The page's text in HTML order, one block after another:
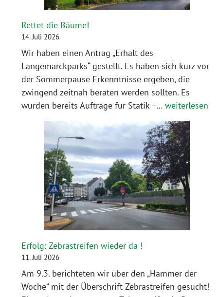
Rettet die Bäume!
14. Juli 2026
Wir haben einen Antrag „Erhalt des
Langemarckparks“ gestellt. Es haben sich kurz vor
der Sommerpause Erkenntnisse ergeben, die
zwingend zeitnah beraten werden sollten. Es
wurden bereits Aufträge für Statik –… Rettet
die
Bäume!
weiterlesen
Erfolg: Zebrastreifen wieder da !
11. Juli 2026
Am 9.3. berichteten wir über den „Hammer der
Woche“ mit der Überschrift Zebrastreifen gesucht!